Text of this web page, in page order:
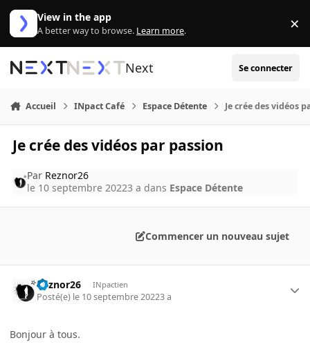
Aller au contenu
View in the app
A better way to browse. Learn more. ×
Next Se connecter
Accueil INpact Café Espace Détente Je crée des vidéos
Je crée des vidéos par passion
Par Reznor26
le 10 septembre 20223 a dans Espace Détente
Commencer un nouveau sujet
Reznor26 INpactien
Posté(e) le 10 septembre 20223 a
Bonjour à tous.